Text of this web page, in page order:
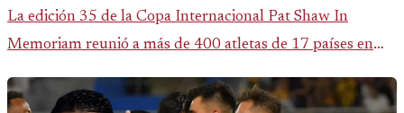
La edición 35 de la Copa Internacional Pat Shaw In
Memoriam reunió a más de 400 atletas de 17 países en
delegación nacional, según el balance oficial de CDAG.